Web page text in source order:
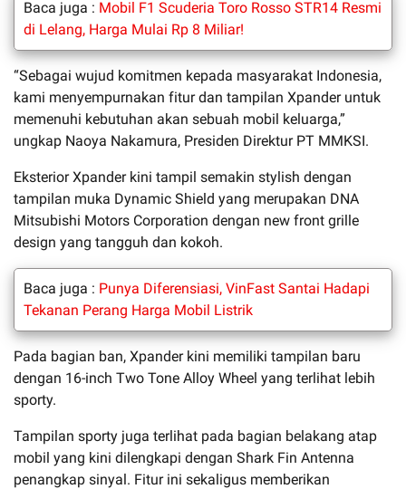
Baca juga : Mobil F1 Scuderia Toro Rosso STR14 Resmi
di Lelang, Harga Mulai Rp 8 Miliar!
“Sebagai wujud komitmen kepada masyarakat Indonesia,
kami menyempurnakan fitur dan tampilan Xpander untuk
memenuhi kebutuhan akan sebuah mobil keluarga,”
ungkap Naoya Nakamura, Presiden Direktur PT MMKSI.
Eksterior Xpander kini tampil semakin stylish dengan
tampilan muka Dynamic Shield yang merupakan DNA
Mitsubishi Motors Corporation dengan new front grille
design yang tangguh dan kokoh.
Baca juga : Punya Diferensiasi, VinFast Santai Hadapi
Tekanan Perang Harga Mobil Listrik
Pada bagian ban, Xpander kini memiliki tampilan baru
dengan 16-inch Two Tone Alloy Wheel yang terlihat lebih
sporty.
Tampilan sporty juga terlihat pada bagian belakang atap
mobil yang kini dilengkapi dengan Shark Fin Antenna
penangkap sinyal. Fitur ini sekaligus memberikan